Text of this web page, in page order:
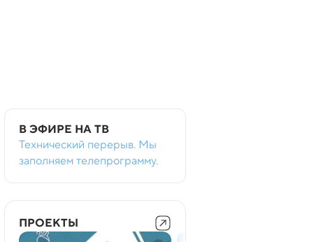
В ЭФИРЕ НА ТВ
Технический перерыв. Мы
заполняем телепрограмму.
ПРОЕКТЫ